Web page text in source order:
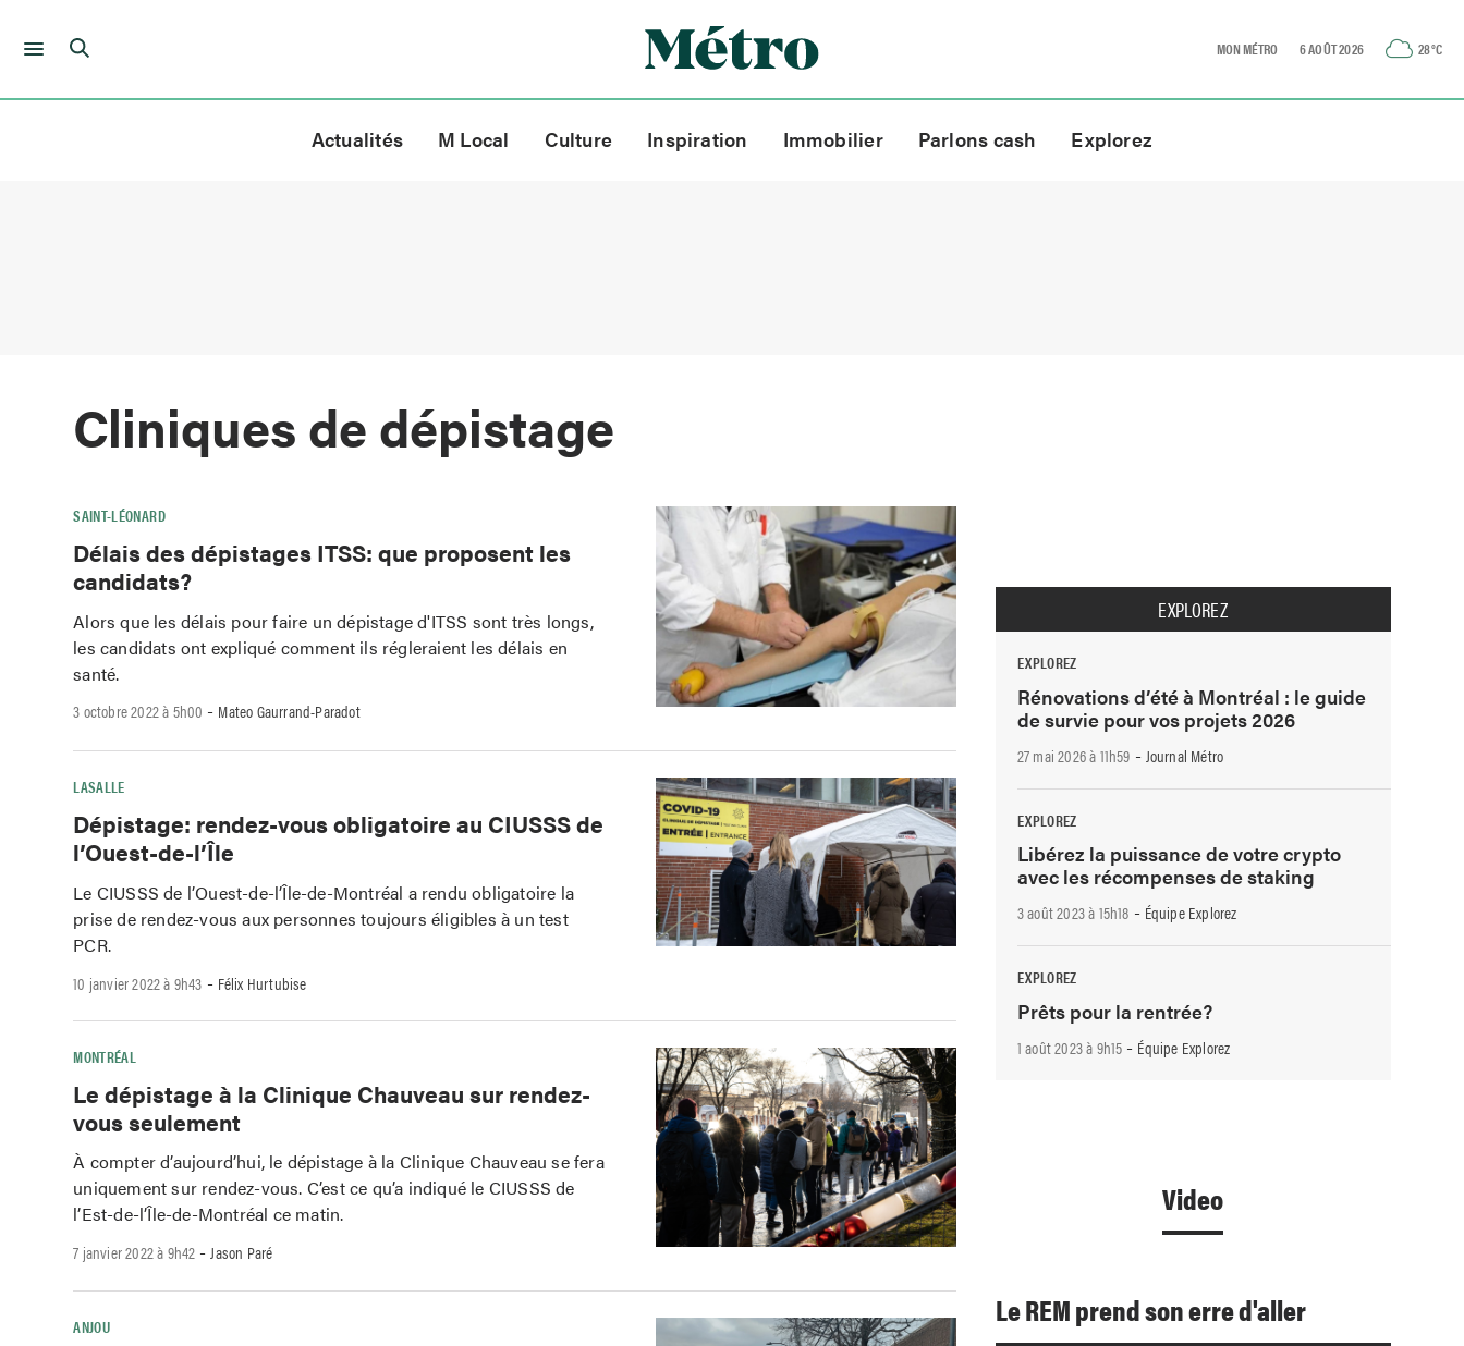
Skip
MON MÉTRO 6 AOÛT 2026 28°C
Actualités M Local Culture Inspiration Immobilier Parlons cash Explorez
Cliniques de dépistage
SAINT-LÉONARD
Délais des dépistages ITSS: que proposent les
candidats?
Alors que les délais pour faire un dépistage d'ITSS sont très longs,
les candidats ont expliqué comment ils régleraient les délais en
santé.
3 octobre 2022 à 5h00 - Mateo Gaurrand-Paradot
LASALLE
Dépistage: rendez-vous obligatoire au CIUSSS de
l’Ouest-de-l’Île
Le CIUSSS de l’Ouest-de-l’Île-de-Montréal a rendu obligatoire la
prise de rendez-vous aux personnes toujours éligibles à un test
PCR.
10 janvier 2022 à 9h43 - Félix Hurtubise
MONTRÉAL
Le dépistage à la Clinique Chauveau sur rendez-
vous seulement
À compter d’aujourd’hui, le dépistage à la Clinique Chauveau se fera
uniquement sur rendez-vous. C’est ce qu’a indiqué le CIUSSS de
l’Est-de-l’Île-de-Montréal ce matin.
7 janvier 2022 à 9h42 -Jason Paré
ANJOU
EXPLOREZ
EXPLOREZ
Rénovations d’été à Montréal : le guide
de survie pour vos projets 2026
27 mai 2026 à 11h59 - Journal Métro
EXPLOREZ
Libérez la puissance de votre crypto
avec les récompenses de staking
3 août 2023 à 15h18 - Équipe Explorez
EXPLOREZ
Prêts pour la rentrée?
1 août 2023 à 9h15 - Équipe Explorez
Video
Le REM prend son erre d'aller